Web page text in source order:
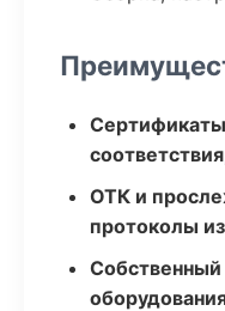
Сертификаты
ОТК и
протоколы
Собственный